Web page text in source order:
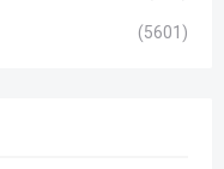
(5601)